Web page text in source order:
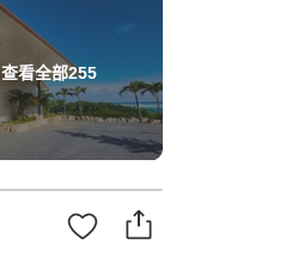
查看全部255